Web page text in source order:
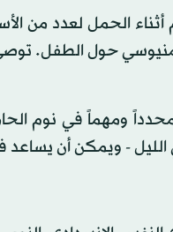
الحمل لعدد من
محدداً ومهماً في نوم
الليل - ويمكن أن